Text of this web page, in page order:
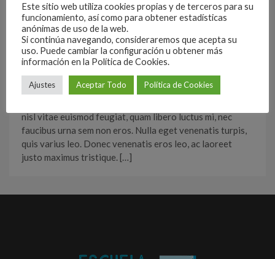
By Arca De Occidente In Creative
Add Comment
Flora creative wordPress theme, nibh id iaculis hendrerit,
orci enim dapibus mauris, in pulvinar lacus ante nec quam.
nisl vitae euismod feugiat, quam libero luctus mi, nec
faucibus urna sem non eros. Nulla eget venenatis turpis,
quis varius leo. Donec venenatis eros leo, ac laoreet
justo maximus tristique. […]
Este sitio web utiliza cookies propias y de terceros para su
funcionamiento, así como para obtener estadísticas
anónimas de uso de la web.
Si continúa navegando, consideraremos que acepta su
uso. Puede cambiar la configuración u obtener más
información en la Política de Cookies.
Ajustes Aceptar Todo Política de Cookies